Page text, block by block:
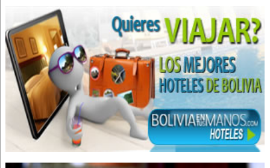
Confección de ropa
Confección de Ropa Deportiva
Confección de Banderas
Confecciones
Diseño de bordados
Fábrica de confecciones
Gorras
Prendas de Vestir
Ropa para Caballeros
Ropa para Damas